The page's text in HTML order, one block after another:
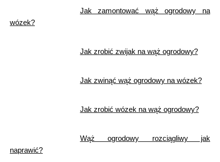
Jak zamontować wąż ogrodowy na
wózek?
Jak zrobić zwijak na wąż ogrodowy?
Jak zwinąć wąż ogrodowy na wózek?
Jak zrobić wózek na wąż ogrodowy?
Wąż ogrodowy rozciągliwy jak
naprawić?